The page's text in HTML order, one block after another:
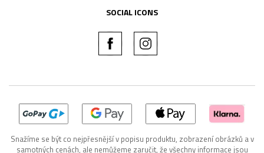
SOCIAL ICONS
Snažíme se být co nejpřesnější v popisu produktu, zobrazení obrázků a v
samotných cenách, ale nemůžeme zaručit, že všechny informace jsou